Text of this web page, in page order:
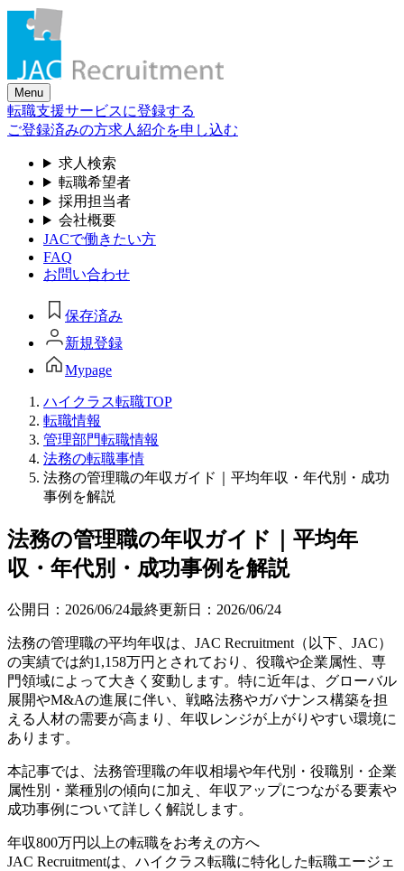
Skip
content
Menu
転職支援サービスに登録する
ご登録済みの方求人紹介を申し込む
求人検索
転職希望者
採用担当者
会社概要
JACで働きたい方
FAQ
お問い合わせ
保存済み
新規登録
Mypage
ハイクラス転職TOP
転職情報
管理部門転職情報
法務の転職事情
法務の管理職の年収ガイド｜平均年収・年代別・成功
事例を解説
法務の管理職の年収ガイド｜平均年
収・年代別・成功事例を解説
公開日： 2026/06/24最終更新日： 2026/06/24
法務の管理職の平均年収は、JAC Recruitment（以下、JAC）
の実績では約1,158万円とされており、役職や企業属性、専
門領域によって大きく変動します。特に近年は、グローバル
展開やM&Aの進展に伴い、戦略法務やガバナンス構築を担
える人材の需要が高まり、年収レンジが上がりやすい環境に
あります。
本記事では、法務管理職の年収相場や年代別・役職別・企業
属性別・業種別の傾向に加え、年収アップにつながる要素や
成功事例について詳しく解説します。
年収800万円以上の転職をお考えの方へ
JAC Recruitmentは、ハイクラス転職に特化した転職エージェ